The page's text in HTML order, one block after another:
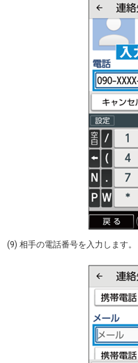
(9) 相手の電話番号を入力します。